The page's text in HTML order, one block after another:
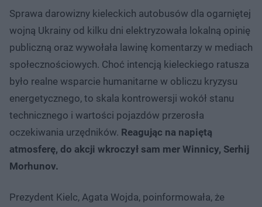
Sprawa darowizny kieleckich autobusów dla ogarniętej
wojną Ukrainy od kilku dni elektryzowała lokalną opinię
publiczną oraz wywołała lawinę komentarzy w mediach
społecznościowych. Choć intencją kieleckiego ratusza
było realne wsparcie humanitarne w obliczu kryzysu
energetycznego, to skala kontrowersji wokół stanu
technicznego i wartości pojazdów przerosła
oczekiwania urzędników. Reagując na napiętą
atmosferę, do akcji wkroczył sam mer Winnicy, Serhij
Morhunov.
Prezydent Kielc, Agata Wojda, poinformowała, że